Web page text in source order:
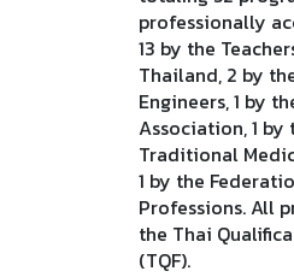
professionally
13 by the
Thailand, 2 by
Engineers, 1 by
Association, 1
Traditional
1 by the
Professions. All
the Thai
(TQF).